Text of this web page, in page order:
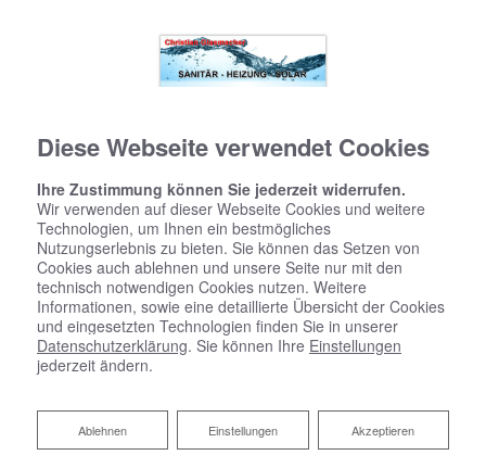
Christian Glasmacher GmbH: Ihr Partner für
Diese Webseite verwendet Cookies
Ihre Zustimmung können Sie jederzeit widerrufen.
Wir verwenden auf dieser Webseite Cookies und weitere
Technologien, um Ihnen ein bestmögliches
Nutzungserlebnis zu bieten. Sie können das Setzen von
Cookies auch ablehnen und unsere Seite nur mit den
technisch notwendigen Cookies nutzen. Weitere
Informationen, sowie eine detaillierte Übersicht der Cookies
und eingesetzten Technologien finden Sie in unserer
Datenschutzerklärung. Sie können Ihre Einstellungen
jederzeit ändern.
Akzeptieren
Einstellungen
Ablehnen
Ablehnen